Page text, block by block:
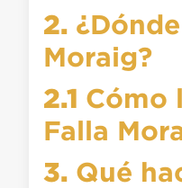
2.
Moraig?
2.1 Cómo
Falla
3. Qué